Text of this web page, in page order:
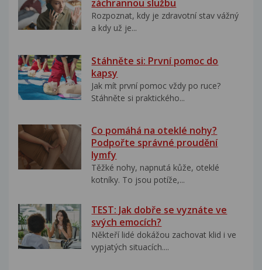
záchrannou službu
Rozpoznat, kdy je zdravotní stav vážný
a kdy už je...
Stáhněte si: První pomoc do
kapsy
Jak mít první pomoc vždy po ruce?
Stáhněte si praktického...
Co pomáhá na oteklé nohy?
Podpořte správné proudění
lymfy
Těžké nohy, napnutá kůže, oteklé
kotníky. To jsou potíže,...
TEST: Jak dobře se vyznáte ve
svých emocích?
Někteří lidé dokážou zachovat klid i ve
vypjatých situacích....